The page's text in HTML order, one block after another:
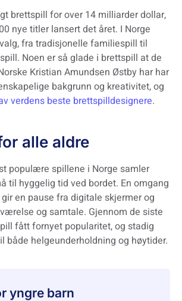
brettspill for over 14 milliarder dollar,
nye titler lansert det året. I Norge
fra tradisjonelle familiespill til
Noen er så glade i brettspill at de
Kristian Amundsen Østby har har
bakgrunn og kreativitet, og
verdens beste brettspilldesignere.
alle aldre
populære spillene i Norge samler
til hyggelig tid ved bordet. En omgang
en pause fra digitale skjermer og
og samtale. Gjennom de siste
fått fornyet popularitet, og stadig
både helgeunderholdning og høytider.
yngre barn